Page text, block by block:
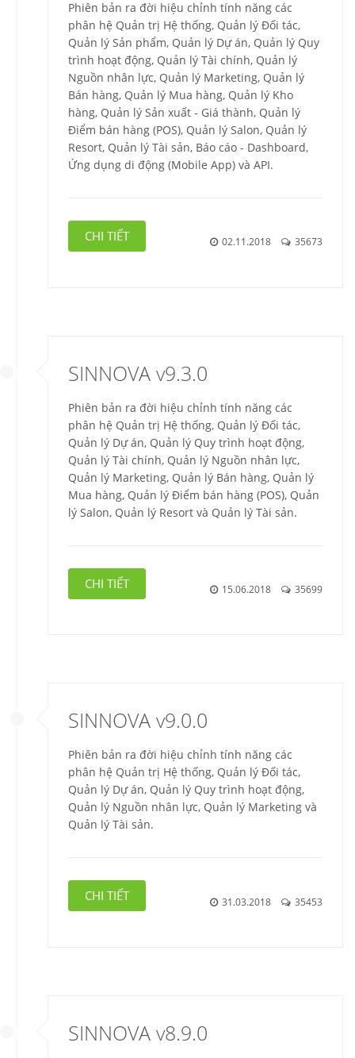
Phiên bản ra đời hiệu chỉnh tính năng các
phân hệ Quản trị Hệ thống, Quản lý Đối tác,
Quản lý Sản phẩm, Quản lý Dự án, Quản lý Quy
trình hoạt động, Quản lý Tài chính, Quản lý
Nguồn nhân lực, Quản lý Marketing, Quản lý
Bán hàng, Quản lý Mua hàng, Quản lý Kho
hàng, Quản lý Sản xuất - Giá thành, Quản lý
Điểm bán hàng (POS), Quản lý Salon, Quản lý
Resort, Quản lý Tài sản, Báo cáo - Dashboard,
Ứng dụng di động (Mobile App) và API.
CHI TIẾT 02.11.2018 35673
SINNOVA v9.3.0
Phiên bản ra đời hiệu chỉnh tính năng các
phân hệ Quản trị Hệ thống, Quản lý Đối tác,
Quản lý Dự án, Quản lý Quy trình hoạt động,
Quản lý Tài chính, Quản lý Nguồn nhân lực,
Quản lý Marketing, Quản lý Bán hàng, Quản lý
Mua hàng, Quản lý Điểm bán hàng (POS), Quản
lý Salon, Quản lý Resort và Quản lý Tài sản.
CHI TIẾT 15.06.2018 35699
SINNOVA v9.0.0
Phiên bản ra đời hiệu chỉnh tính năng các
phân hệ Quản trị Hệ thống, Quản lý Đối tác,
Quản lý Dự án, Quản lý Quy trình hoạt động,
Quản lý Nguồn nhân lực, Quản lý Marketing và
Quản lý Tài sản.
CHI TIẾT 31.03.2018 35453
SINNOVA v8.9.0